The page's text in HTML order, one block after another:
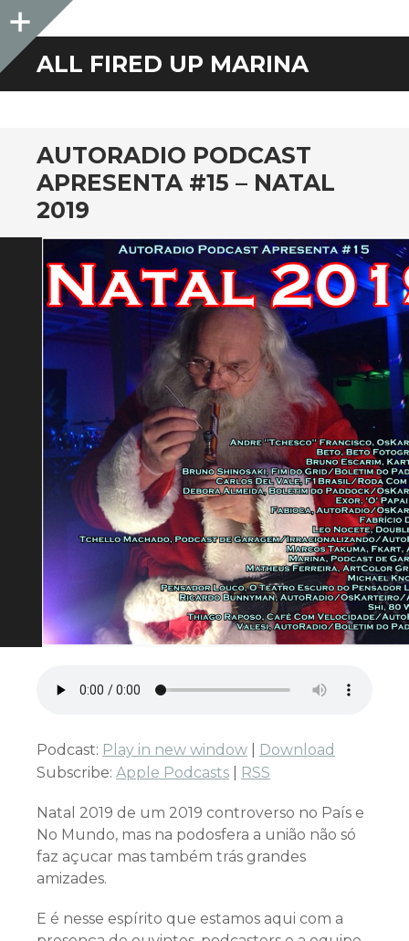
Sidebar
ALL FIRED UP MARINA
AUTORADIO PODCAST
APRESENTA #15 – NATAL
2019
Podcast: Play in new window
Download
Subscribe: Apple Podcasts RSS
Natal 2019 de um 2019 controverso no País e
No Mundo, mas na podosfera a união não só
faz açucar mas também trás grandes
amizades.
E é nesse espírito que estamos aqui com a